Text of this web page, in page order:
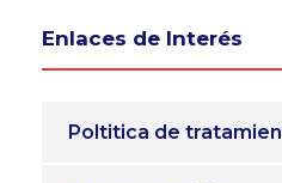
Enlaces de Interés
Poltitica de